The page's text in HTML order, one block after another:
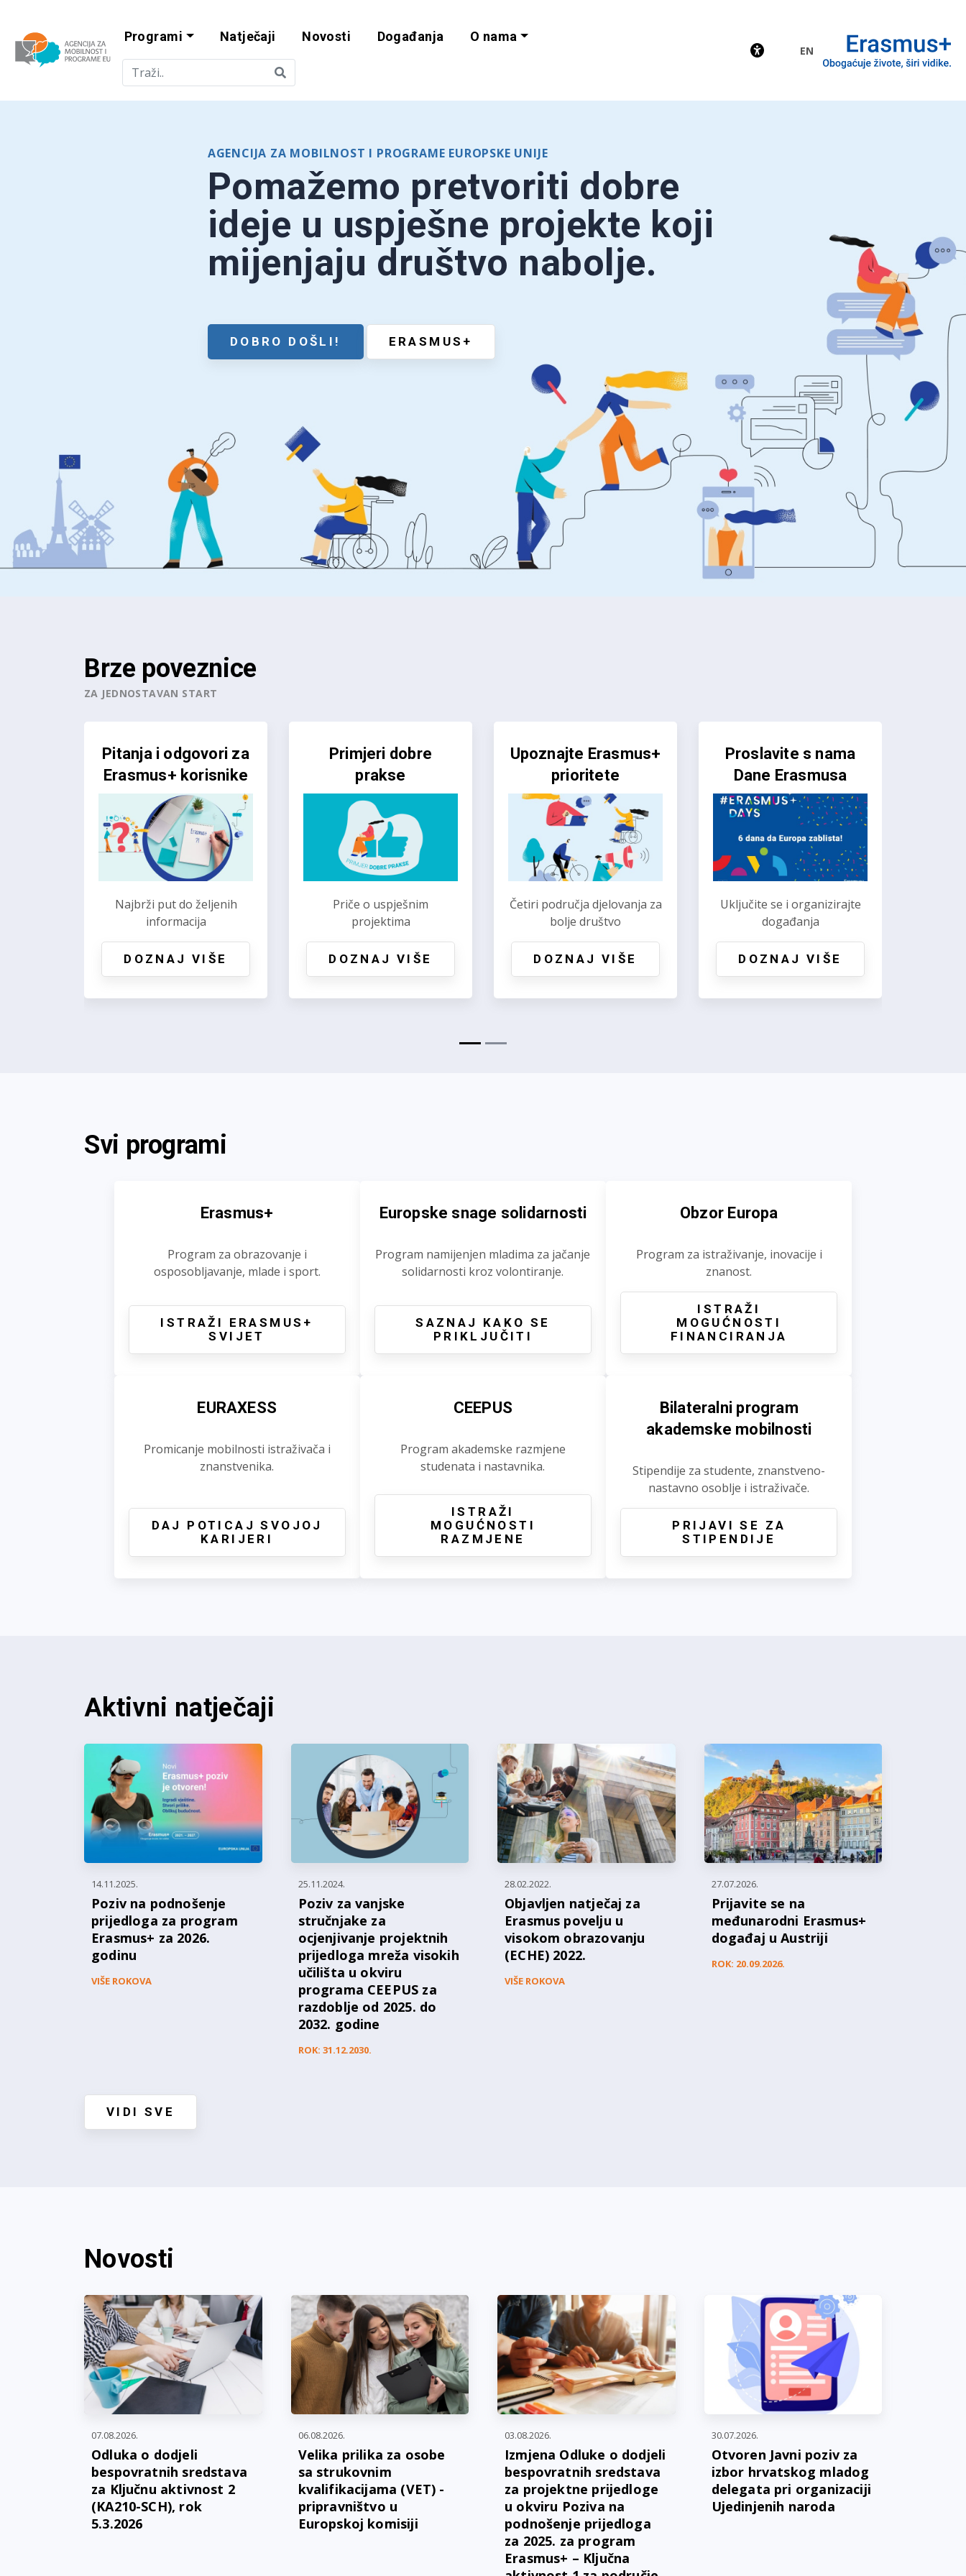
Agencija za mobilnost i programe EU
Programi Natječaji Novosti Događanja O nama
EN
AGENCIJA ZA MOBILNOST I PROGRAME EUROPSKE UNIJE
Pomažemo pretvoriti dobre
ideje u uspješne projekte koji
mijenjaju društvo nabolje.
DOBRO DOŠLI! ERASMUS+
Brze poveznice
ZA JEDNOSTAVAN START
Korak po korak do
Erasmus+ projekta
Od ideje do uspješne
provedbe
DOZNAJ VIŠE
Otvoren Erasmus+
natječaj za 2026.
Iskoristite prilike za rast i
razvoj
DOZNAJ VIŠE
Otvoren ESS natječaj
za 2026.
Prilike za volontiranje i
solidarna djela
DOZNAJ VIŠE
Prelistajte online
publikacije
Zanimljvo, edukativno,
informativno
DOZNAJ VIŠE
Svi programi
Erasmus+
Program za obrazovanje i
osposobljavanje, mlade i sport.
ISTRAŽI ERASMUS+
SVIJET
Europske snage solidarnosti
Program namijenjen mladima za jačanje
solidarnosti kroz volontiranje.
SAZNAJ KAKO SE
PRIKLJUČITI
Obzor Europa
Program za istraživanje, inovacije i
znanost.
ISTRAŽI
MOGUĆNOSTI
FINANCIRANJA
EURAXESS
Promicanje mobilnosti istraživača i
znanstvenika.
DAJ POTICAJ SVOJOJ
KARIJERI
CEEPUS
Program akademske razmjene
studenata i nastavnika.
ISTRAŽI
MOGUĆNOSTI
RAZMJENE
Bilateralni program
akademske mobilnosti
Stipendije za studente, znanstveno-
nastavno osoblje i istraživače.
PRIJAVI SE ZA
STIPENDIJE
Aktivni natječaji
14.11.2025.
Poziv na podnošenje
prijedloga za program
Erasmus+ za 2026.
godinu
VIŠE ROKOVA
25.11.2024.
Poziv za vanjske
stručnjake za
ocjenjivanje projektnih
prijedloga mreža visokih
učilišta u okviru
programa CEEPUS za
razdoblje od 2025. do
2032. godine
ROK: 31.12.2030.
28.02.2022.
Objavljen natječaj za
Erasmus povelju u
visokom obrazovanju
(ECHE) 2022.
VIŠE ROKOVA
27.07.2026.
Prijavite se na
međunarodni Erasmus+
događaj u Austriji
ROK: 20.09.2026.
VIDI SVE
Novosti
07.08.2026.
Odluka o dodjeli
bespovratnih sredstava
za Ključnu aktivnost 2
(KA210-SCH), rok
5.3.2026
06.08.2026.
Velika prilika za osobe
sa strukovnim
kvalifikacijama (VET) -
pripravništvo u
Europskoj komisiji
03.08.2026.
Izmjena Odluke o dodjeli
bespovratnih sredstava
za projektne prijedloge
u okviru Poziva na
podnošenje prijedloga
za 2025. za program
Erasmus+ – Ključna
30.07.2026.
Otvoren Javni poziv za
izbor hrvatskog mladog
delegata pri organizaciji
Ujedinjenih naroda